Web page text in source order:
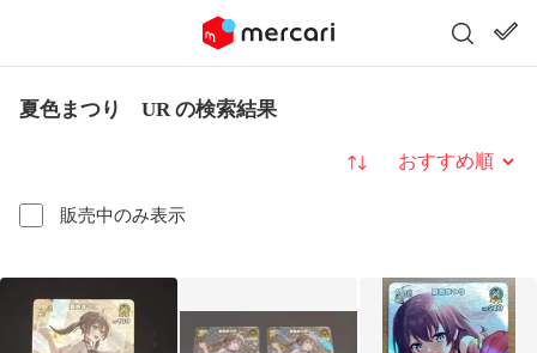
夏色まつり UR の検索結果
販売中のみ表示
並び替え